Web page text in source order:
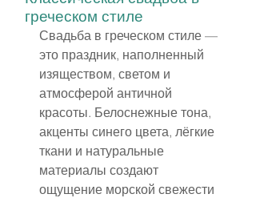
греческом стиле
Свадьба в греческом стиле —
это праздник, наполненный
изяществом, светом и
атмосферой античной
красоты. Белоснежные тона,
акценты синего цвета, лёгкие
ткани и натуральные
материалы создают
ощущение морской свежести